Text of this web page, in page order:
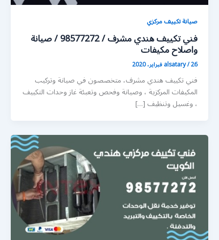
صيانة تكييف مركزي
فني تكييف هندي مشرف / 98577272 / صيانة
واصلاح مكيفات
alsatary/26 فبراير، 2020
فني تكييف هندي مشرف، متخصصون في صيانة وتركيب
المكيفات المركزية ، وصيانة وفحص وتعبئة غاز وحدات التكييف
، وغسيل وتنظيف […]